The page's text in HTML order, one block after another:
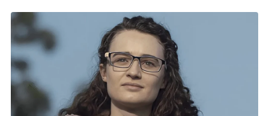
เปลี่ยนแปลงแบบใหม่ จึงทําให้เกิดความล่าช้า
2. ความต้องการใช้ไฟฟ้ามีปริมาณมากขึ้น เป็นผลให้ต้อง
มีการปรับแบบการก่อสร้างเพื่อรองรับ การจ่ายไฟฟ้าใหม่
ที่เพิ่มขึ้น
3. ปัญหาการจัดชื้อจัดจ้างในการดําเนินโครงการร่วมกับ
หน่วยงานสาธารณูปโภคไม่เป็นไปตามแผน